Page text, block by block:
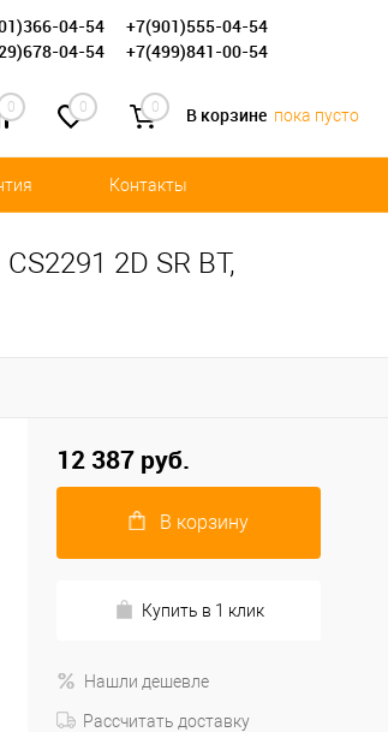
04-54
+7(901)555-04-54
04-54
+7(499)841-00-54
0 0 0 В корзине пока пусто
Контакты
2D SR BT,
12 387 руб.
В корзину
Купить в 1 клик
Нашли дешевле
Рассчитать доставку